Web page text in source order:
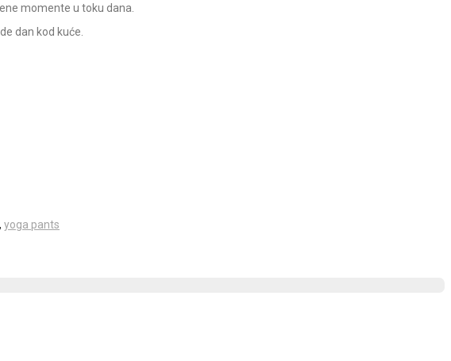
momente u toku dana.
dan kod kuće.
, yoga pants